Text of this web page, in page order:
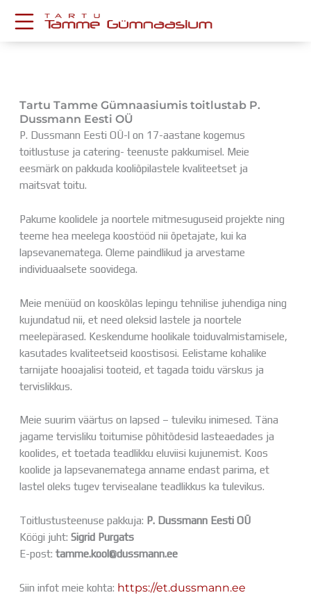
content
Drive
Tamme TV
Tamme Leht
Kooliraadio
Koorilaul
Tunniplaan
Aastaplaan
Õppekava
Ainepassid
Õpilastööd (UPT)
Distantsõpe
Kodukord
Projektid
ÜLDINFO
Sisseastumine
Dokumendid
Uudised
Lapsevanemale
Vilistlastele
Toitlustamine
Õpilasesindus
Kontaktid
Tööpakkumised
Tartu Tamme Gümnaasiumis toitlustab P.
Dussmann Eesti OÜ
P. Dussmann Eesti OÜ-l on 17-aastane kogemus
toitlustuse ja catering- teenuste pakkumisel. Meie
eesmärk on pakkuda kooliõpilastele kvaliteetset ja
maitsvat toitu.
Pakume koolidele ja noortele mitmesuguseid projekte ning
teeme hea meelega koostööd nii õpetajate, kui ka
lapsevanematega. Oleme paindlikud ja arvestame
individuaalsete soovidega.
Meie menüüd on kooskõlas lepingu tehnilise juhendiga ning
kujundatud nii, et need oleksid lastele ja noortele
meelepärased. Keskendume hoolikale toiduvalmistamisele,
kasutades kvaliteetseid koostisosi. Eelistame kohalike
tarnijate hooajalisi tooteid, et tagada toidu värskus ja
tervislikkus.
Meie suurim väärtus on lapsed – tuleviku inimesed. Täna
jagame tervisliku toitumise põhitõdesid lasteaedades ja
koolides, et toetada teadlikku eluviisi kujunemist. Koos
koolide ja lapsevanematega anname endast parima, et
lastel oleks tugev tervisealane teadlikkus ka tulevikus.
Toitlustusteenuse pakkuja: P. Dussmann Eesti OÜ
Köögi juht:Sigrid Purgats
E-post:tamme.kool@dussmann.ee
Siin infot meie kohta: https://et.dussmann.ee